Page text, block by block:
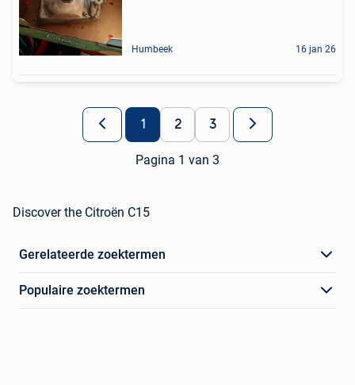
Humbeek 16 jan 26
1 2 3
Pagina 1 van 3
Discover the Citroën C15
Gerelateerde zoektermen
Populaire zoektermen